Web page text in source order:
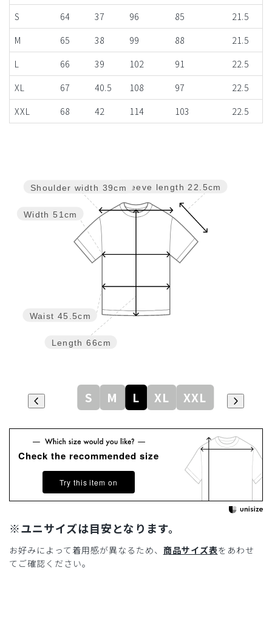
S
64 37 96 85
21.5
M
65 38 99 88
21.5
L
66 39 102 91
22.5
XL
67 40.5 108 97
22.5
XXL
68 42 114 103 22.5
Sleeve length 22.5cm
Length 66cm
Waist 45.5cm
Width 51cm
Shoulder width 39cm
S M L XL XXL
Check the recommended size
Try this item on
※ユニサイズは目安となります。
お好みによって着用感が異なるため、 商品サイズ表をあわせ
てご確認ください。